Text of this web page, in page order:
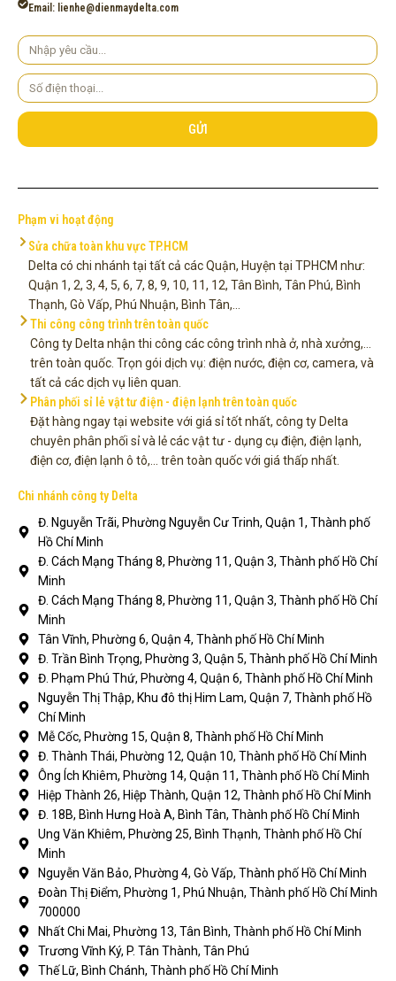
Email: lienhe@dienmaydelta.com
Yêu
cầu
Số
điện
thoại
GỬI
Phạm vi hoạt động
Sửa chữa toàn khu vực TP.HCM
Delta có chi nhánh tại tất cả các Quận, Huyện tại TPHCM như:
Quận 1, 2, 3, 4, 5, 6, 7, 8, 9, 10, 11, 12, Tân Bình, Tân Phú, Bình
Thạnh, Gò Vấp, Phú Nhuận, Bình Tân,...
Thi công công trình trên toàn quốc
Công ty Delta nhận thi công các công trình nhà ở, nhà xưởng,...
trên toàn quốc. Trọn gói dịch vụ: điện nước, điện cơ, camera, và
tất cả các dịch vụ liên quan.
Phân phối sỉ lẻ vật tư điện - điện lạnh trên toàn quốc
Đặt hàng ngay tại website với giá sỉ tốt nhất, công ty Delta
chuyên phân phối sỉ và lẻ các vật tư - dụng cụ điện, điện lạnh,
điện cơ, điện lạnh ô tô,... trên toàn quốc với giá thấp nhất.
Chi nhánh công ty Delta
Đ. Nguyễn Trãi, Phường Nguyễn Cư Trinh, Quận 1, Thành phố
Hồ Chí Minh
Đ. Cách Mạng Tháng 8, Phường 11, Quận 3, Thành phố Hồ Chí
Minh
Đ. Cách Mạng Tháng 8, Phường 11, Quận 3, Thành phố Hồ Chí
Minh
Tân Vĩnh, Phường 6, Quận 4, Thành phố Hồ Chí Minh
Đ. Trần Bình Trọng, Phường 3, Quận 5, Thành phố Hồ Chí Minh
Đ. Phạm Phú Thứ, Phường 4, Quận 6, Thành phố Hồ Chí Minh
Nguyễn Thị Thập, Khu đô thị Him Lam, Quận 7, Thành phố Hồ
Chí Minh
Mễ Cốc, Phường 15, Quận 8, Thành phố Hồ Chí Minh
Đ. Thành Thái, Phường 12, Quận 10, Thành phố Hồ Chí Minh
Ông Ích Khiêm, Phường 14, Quận 11, Thành phố Hồ Chí Minh
Hiệp Thành 26, Hiệp Thành, Quận 12, Thành phố Hồ Chí Minh
Đ. 18B, Bình Hưng Hoà A, Bình Tân, Thành phố Hồ Chí Minh
Ung Văn Khiêm, Phường 25, Bình Thạnh, Thành phố Hồ Chí
Minh
Nguyễn Văn Bảo, Phường 4, Gò Vấp, Thành phố Hồ Chí Minh
Đoàn Thị Điểm, Phường 1, Phú Nhuận, Thành phố Hồ Chí Minh
700000
Nhất Chi Mai, Phường 13, Tân Bình, Thành phố Hồ Chí Minh
Trương Vĩnh Ký, P. Tân Thành, Tân Phú
Thế Lữ, Bình Chánh, Thành phố Hồ Chí Minh